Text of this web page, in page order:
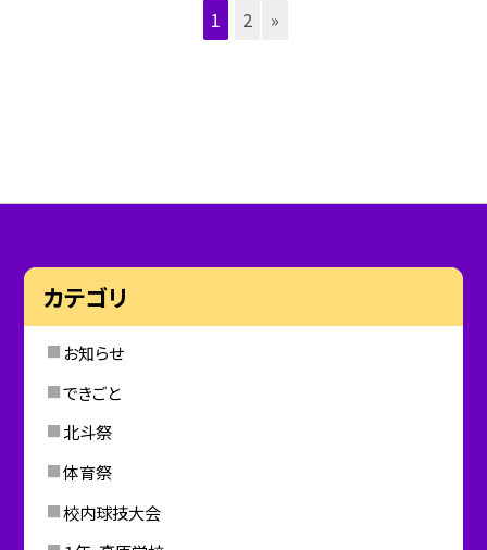
1 2 »
カテゴリ
お知らせ
できごと
北斗祭
体育祭
校内球技大会